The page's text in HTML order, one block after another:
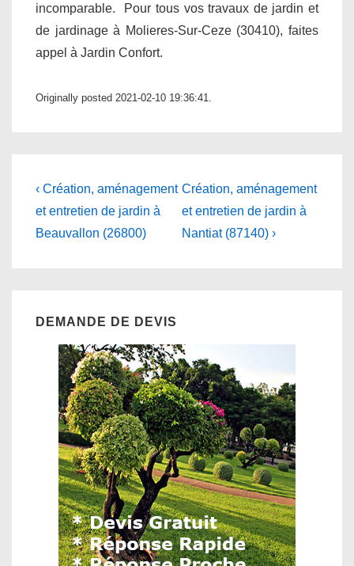
incomparable. Pour tous vos travaux de jardin et
de jardinage à Molieres-Sur-Ceze (30410), faites
appel à Jardin Confort.
Originally posted 2021-02-10 19:36:41.
Navigation
de
l’article
Previous
Post
is
‹ Création, aménagement
et entretien de jardin à
Beauvallon (26800)
Next
Post
is
Création, aménagement
et entretien de jardin à
Nantiat (87140) ›
DEMANDE DE DEVIS